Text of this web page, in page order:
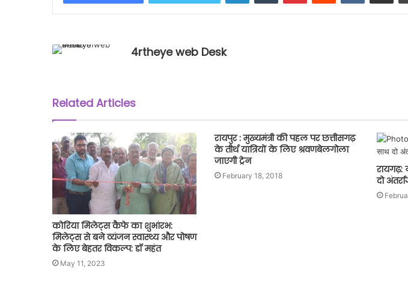
4rtheye web Desk
Related Articles
कोरिया मिलेट्स कैफे का शुभांरभ:
मिलेट्स से बने व्यंजन स्वास्थ्य और पोषण
के लिए बेहतर विकल्प: डॉ महंत
May 11, 2023
रायपुर : मुख्यमंत्री की पहल पर छत्तीसगढ़
के तीर्थ यात्रियों के लिए श्रवणबेलगोला
जाएगी ट्रेन
February 18, 2018
दो